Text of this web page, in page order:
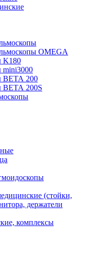
OMEGA
K180
mini3000
ВЕТА 200
ВЕТА 200S
(стойки,
держатели
комплексы